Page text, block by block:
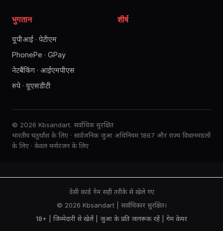
भुगतान
यूपीआई · पेटीएम
PhonePe · GPay
नेटबैंकिंग · आईएमपीएस
रुपे · यूएसडीटी
शीर्ष
© 2026 Kbsandart. सर्वाधिक सुरक्षित
भारतीय चतुर्थांश के लिए · सार्वजनिक जुआ अधिनियम 1867 और राज्य विधानमंडलों
के लिए · केवल मनोरंजन के लिए
देसी कार्ड गेम सही तरीके से खेले गए
© 2026 Kbsandart | सर्वाधिकार सुरक्षित।
18+ | जिम्मेदारी से खेलें | जुआ के प्रति जागरूक रहें| गेम केयर